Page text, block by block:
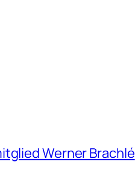
Werner Brachlé